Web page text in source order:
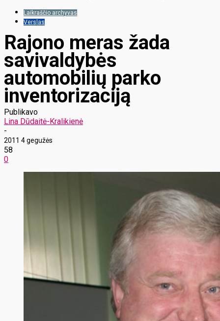
Laikraščio archyvas
Verslas
Rajono meras žada
savivaldybės
automobilių parko
inventorizaciją
Publikavo
Lina Dūdaitė-Kralikienė
-
2011 4 gegužės
58
0